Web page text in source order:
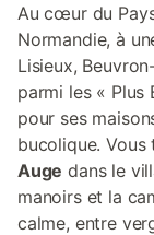
Au cœur du
Normandie, à
Lisieux,
parmi les « Plus
pour ses
bucolique.
Auge dans le
manoirs et la
calme, entre